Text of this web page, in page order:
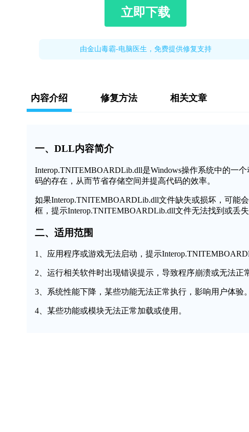
立即下载
由金山毒霸-电脑医生，免费提供修复支持
内容介绍 修复方法 相关文章
一、DLL内容简介
Interop.TNITEMBOARDLib.dll是Windows操作系统中的一
码的存在，从而节省存储空间并提高代码的效率。
如果Interop.TNITEMBOARDLib.dll文件缺失或损坏，可能
框，提示Interop.TNITEMBOARDLib.dll文件无法找到或丢
二、适用范围
1、应用程序或游戏无法启动，提示
2、运行相关软件时出现错误提示，导致程序崩溃或无法正
3、系统性能下降，某些功能无法正常执行，影响用户体验。
4、某些功能或模块无法正常加载或使用。